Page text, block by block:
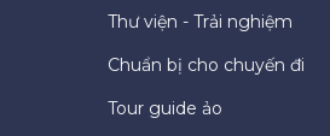
Thư viện - Trải nghiệm
Chuẩn bị cho chuyến đi
Tour guide ảo